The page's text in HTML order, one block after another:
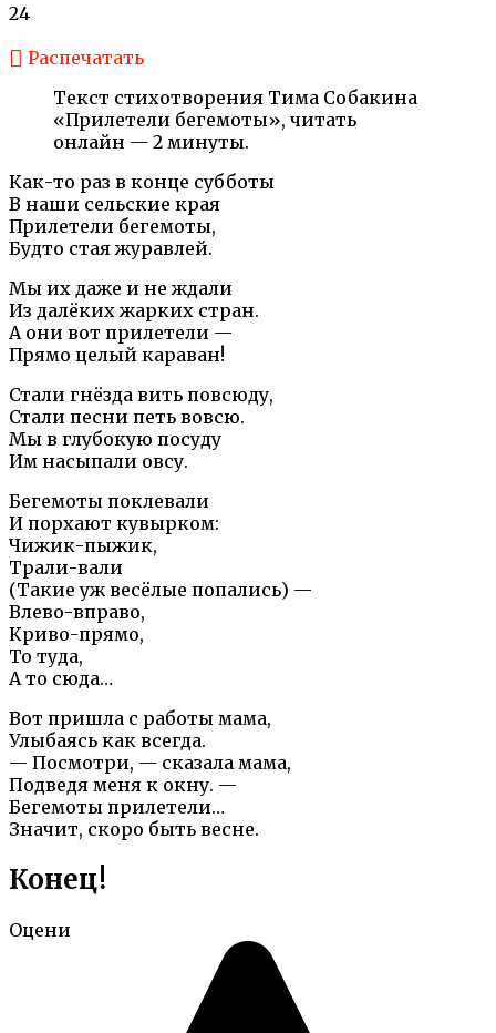
24
Распечатать
Текст стихотворения Тима Собакина
«Прилетели бегемоты», читать
онлайн — 2 минуты.
Как-то раз в конце субботы
В наши сельские края
Прилетели бегемоты,
Будто стая журавлей.
Мы их даже и не ждали
Из далёких жарких стран.
А они вот прилетели —
Прямо целый караван!
Стали гнёзда вить повсюду,
Стали песни петь вовсю.
Мы в глубокую посуду
Им насыпали овсу.
Бегемоты поклевали
И порхают кувырком:
Чижик-пыжик,
Трали-вали
(Такие уж весёлые попались) —
Влево-вправо,
Криво-прямо,
То туда,
А то сюда…
Вот пришла с работы мама,
Улыбаясь как всегда.
— Посмотри, — сказала мама,
Подведя меня к окну. —
Бегемоты прилетели…
Значит, скоро быть весне.
Конец!
Оцени